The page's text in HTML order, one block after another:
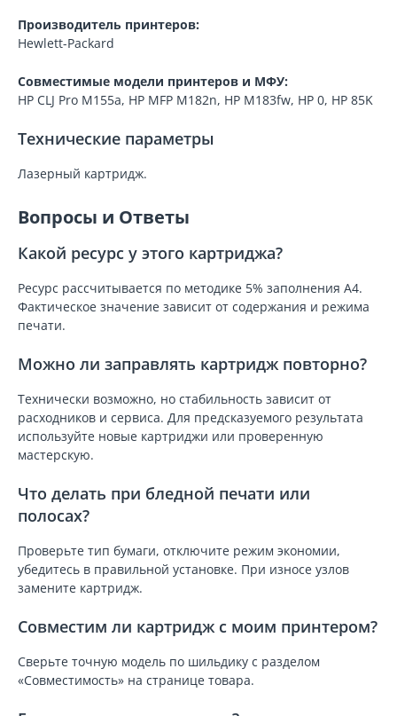
Производитель принтеров:
Hewlett-Packard
Совместимые модели принтеров и МФУ:
HP CLJ Pro M155a, HP MFP M182n, HP M183fw, HP 0, HP 85K
Технические параметры
Лазерный картридж.
Вопросы и Ответы
Какой ресурс у этого картриджа?
Ресурс рассчитывается по методике 5% заполнения A4.
Фактическое значение зависит от содержания и режима
печати.
Можно ли заправлять картридж повторно?
Технически возможно, но стабильность зависит от
расходников и сервиса. Для предсказуемого результата
используйте новые картриджи или проверенную
мастерскую.
Что делать при бледной печати или
полосах?
Проверьте тип бумаги, отключите режим экономии,
убедитесь в правильной установке. При износе узлов
замените картридж.
Совместим ли картридж с моим принтером?
Сверьте точную модель по шильдику с разделом
«Совместимость» на странице товара.